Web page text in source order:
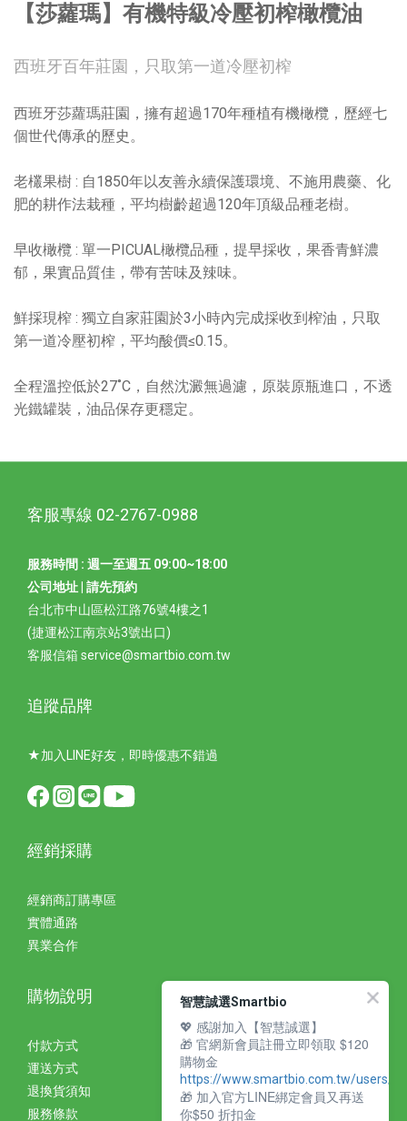
【莎蘿瑪】有機特級冷壓初榨橄欖油
西班牙百年莊園，只取第一道冷壓初榨
西班牙莎蘿瑪莊園，擁有超過170年種植有機橄欖，歷經七
個世代傳承的歷史。
老欉果樹 : 自1850年以友善永續保護環境、不施用農藥、化
肥的耕作法栽種，平均樹齡超過120年頂級品種老樹。
早收橄欖 : 單一PICUAL橄欖品種，提早採收，果香青鮮濃
郁，果實品質佳，帶有苦味及辣味。
鮮採現榨 : 獨立自家莊園於3小時內完成採收到榨油，只取
第一道冷壓初榨，平均酸價≤0.15。
全程溫控低於27˚C，自然沈澱無過濾，原裝原瓶進口，不透
光鐵罐裝，油品保存更穩定。
客服專線 02-2767-0988
服務時間 : 週一至週五 09:00~18:00
公司地址 | 請先預約
台北市中山區松江路76號4樓之1
(捷運松江南京站3號出口)
客服信箱 service@smartbio.com.tw
追蹤品牌
★加入LINE好友，即時優惠不錯過
經銷採購
經銷商訂購專區
實體通路
異業合作
購物說明
付款方式
運送方式
退換貨須知
服務條款
智慧誠選Smartbio
💖 感謝加入【智慧誠選】
🎁 官網新會員註冊立即領取 $120
購物金
https://www.smartbio.com.tw/users/
🎁 加入官方LINE綁定會員又再送
你$50 折扣金